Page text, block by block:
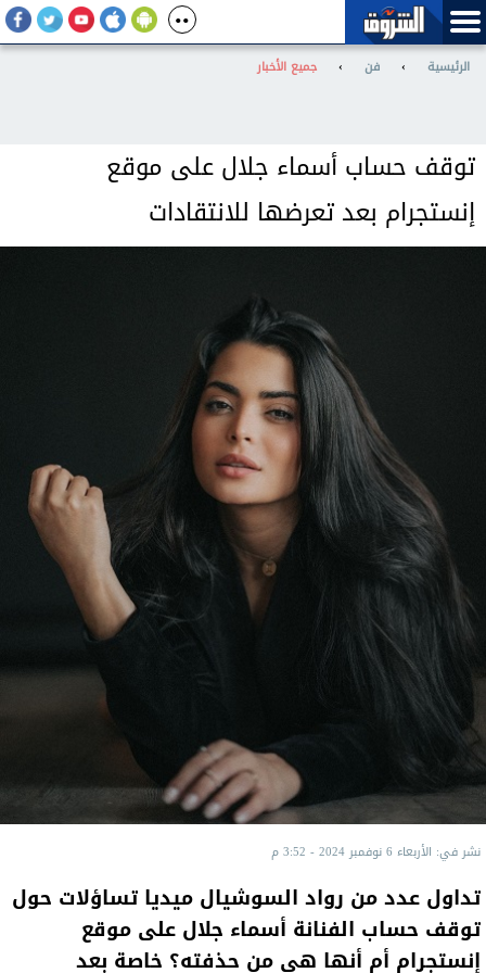
الرئيسية › فن › جميع الأخبار
توقف حساب أسماء جلال على موقع
إنستجرام بعد تعرضها للانتقادات
نشر في: الأربعاء 6 نوفمبر 2024 - 3:52 م
تداول عدد من رواد السوشيال ميديا تساؤلات حول
توقف حساب الفنانة أسماء جلال على موقع
إنستجرام أم أنها هي من حذفته؟ خاصة بعد